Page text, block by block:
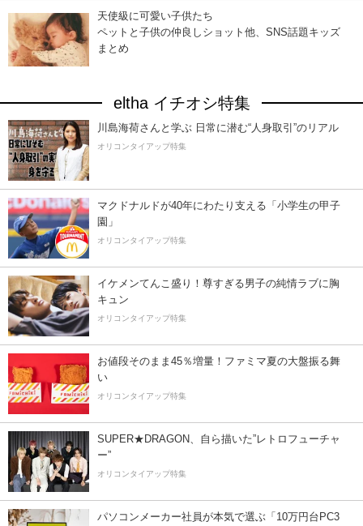
天使級に可愛い子供たち
ペットと子供の仲良しショット他、SNS話題キッズ
まとめ
eltha イチオシ特集
川島海荷さんと学ぶ 日常に潜む“人身取引”のリアル
オリコンタイアップ特集
マクドナルドが40年にわたり支える「小学生の甲子
園」
オリコンタイアップ特集
イケメンてんこ盛り！尊すぎる男子の純情ラブに胸
キュン
オリコンタイアップ特集
お値段そのまま45％増量！ファミマ夏の大盤振る舞
い
オリコンタイアップ特集
SUPER★DRAGON、自ら描いた”レトロフューチャ
ー”
オリコンタイアップ特集
パソコンメーカー社員が本気で選ぶ「10万円台PC3